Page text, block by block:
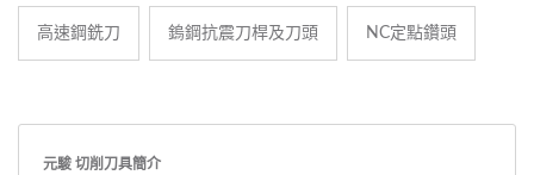
高速鋼銑刀 鎢鋼抗震刀桿及刀頭 NC定點鑽頭
元駿 切削刀具簡介